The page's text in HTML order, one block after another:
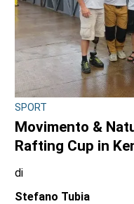
SPORT
Movimento &
Rafting Cup in
di
Stefano Tubia